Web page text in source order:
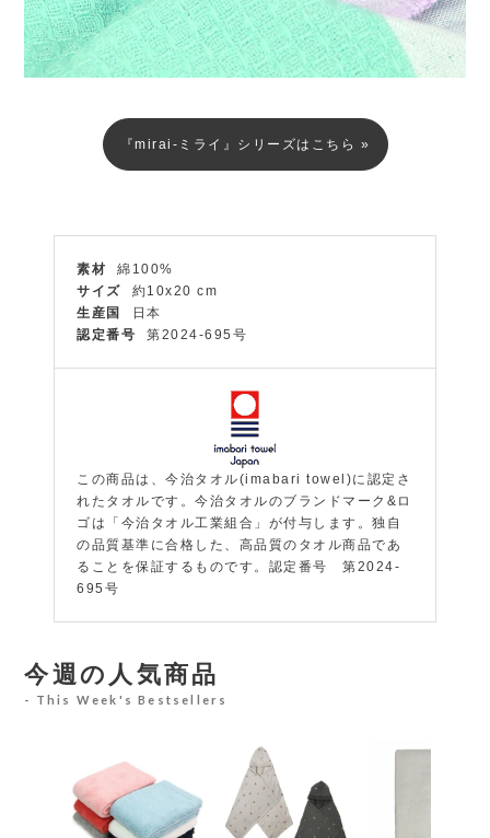
『mirai-ミライ』シリーズはこちら »
素材
綿100%
サイズ
約10x20 cm
生産国
日本
認定番号
第2024-695号
この商品は、今治タオル(imabari towel)に認定さ
れたタオルです。今治タオルのブランドマーク&ロ
ゴは「今治タオル工業組合」が付与します。独自
の品質基準に合格した、高品質のタオル商品であ
ることを保証するものです。認定番号 第2024-
695号
今週の人気商品
This Week's Bestsellers